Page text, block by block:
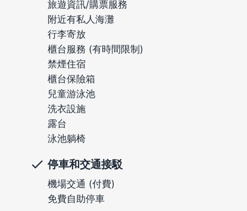
旅遊資訊/購票服務
附近有私人海灘
行李寄放
櫃台服務 (有時間限制)
禁煙住宿
櫃台保險箱
兒童游泳池
洗衣設施
露台
泳池躺椅
停車和交通接駁
機場交通 (付費)
免費自助停車